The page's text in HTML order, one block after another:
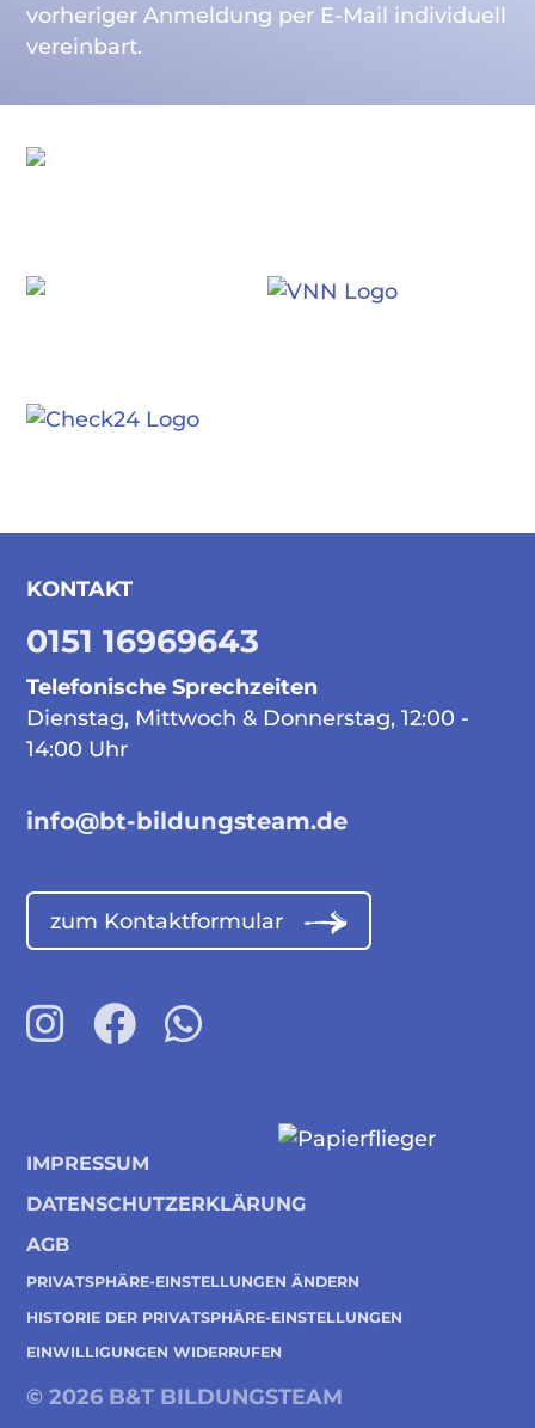
vorheriger Anmeldung per E-Mail individuell
vereinbart.
KONTAKT
0151 16969643
Telefonische Sprechzeiten
Dienstag, Mittwoch & Donnerstag, 12:00 -
14:00 Uhr
info@bt-bildungsteam.de
zum Kontaktformular
IMPRESSUM
DATENSCHUTZERKLÄRUNG
AGB
PRIVATSPHÄRE-EINSTELLUNGEN ÄNDERN
HISTORIE DER PRIVATSPHÄRE-EINSTELLUNGEN
EINWILLIGUNGEN WIDERRUFEN
© 2026 B&T BILDUNGSTEAM